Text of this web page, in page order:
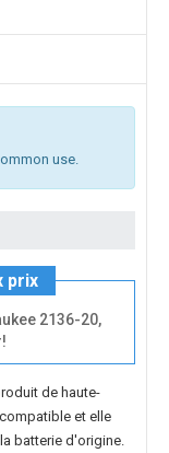
use.
prix
2136-20,
de haute-
et elle
batterie d'origine.